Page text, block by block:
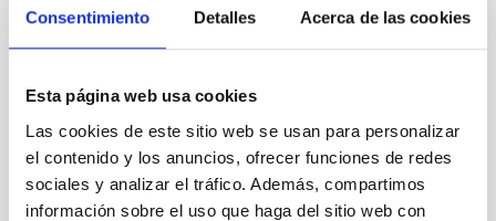
Consentimiento Detalles Acerca de las cookies
Esta página web usa cookies
Las cookies de este sitio web se usan para personalizar
el contenido y los anuncios, ofrecer funciones de redes
sociales y analizar el tráfico. Además, compartimos
información sobre el uso que haga del sitio web con
BIA_0283
BIA_0299